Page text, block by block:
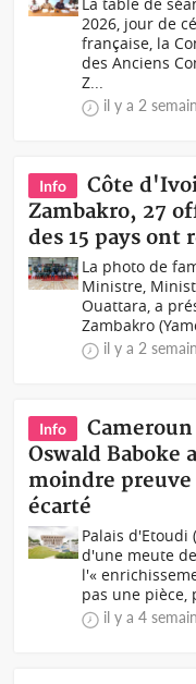
2026, jour de
française, la
des Anciens
Z...
il y a 2
Info
Côte
Zambakro, 27
des 15 pays ont
La photo de
Ministre,
Ouattara, a
Zambakro
il y a 2
Info
Oswald Baboke
moindre
écarté
Palais d'Etoudi
d'une meute
l'«
pas une pièce,
il y a 4